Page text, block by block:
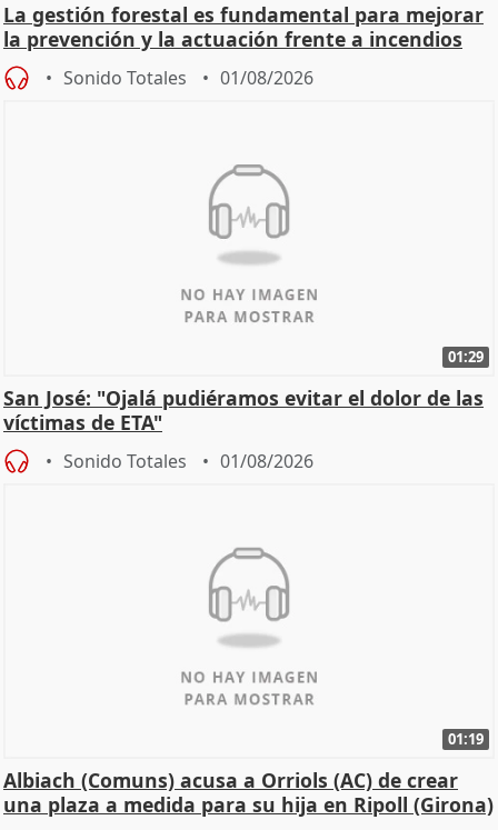
La gestión forestal es fundamental para mejorar
la prevención y la actuación frente a incendios
Sonido Totales 01/08/2026
01:29
San José: "Ojalá pudiéramos evitar el dolor de las
víctimas de ETA"
Sonido Totales 01/08/2026
01:19
Albiach (Comuns) acusa a Orriols (AC) de crear
una plaza a medida para su hija en Ripoll (Girona)